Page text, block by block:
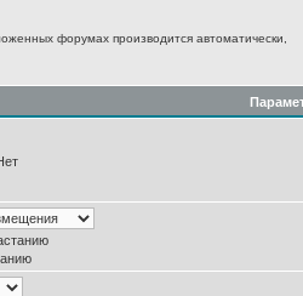
форумах производится автоматически,